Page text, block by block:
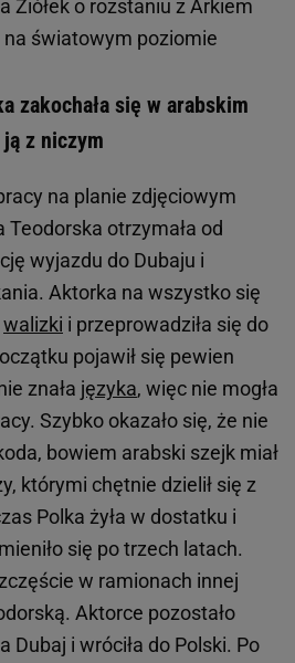
Ziółek o rozstaniu z Arkiem
na światowym poziomie
zakochała się w arabskim
z niczym
na planie zdjęciowym
Teodorska otrzymała od
wyjazdu do Dubaju i
Aktorka na wszystko się
walizki i przeprowadziła się do
pojawił się pewien
znała języka, więc nie mogła
Szybko okazało się, że nie
bowiem arabski szejk miał
którymi chętnie dzielił się z
Polka żyła w dostatku i
się po trzech latach.
w ramionach innej
Aktorce pozostało
Dubaj i wróciła do Polski. Po